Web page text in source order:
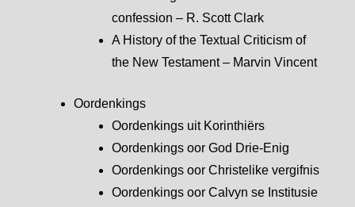
confession – R. Scott Clark
A History of the Textual Criticism of
the New Testament – Marvin Vincent
Oordenkings
Oordenkings uit Korinthiërs
Oordenkings oor God Drie-Enig
Oordenkings oor Christelike vergifnis
Oordenkings oor Calvyn se Institusie